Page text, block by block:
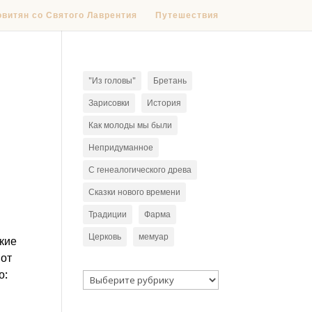
со Святого Лаврентия Путешествия
"Из головы"
Бретань
Зарисовки
История
Как молоды мы были
Непридуманное
С генеалогического древа
Сказки нового времени
Традиции
Фарма
Церковь
мемуар
Рубрики